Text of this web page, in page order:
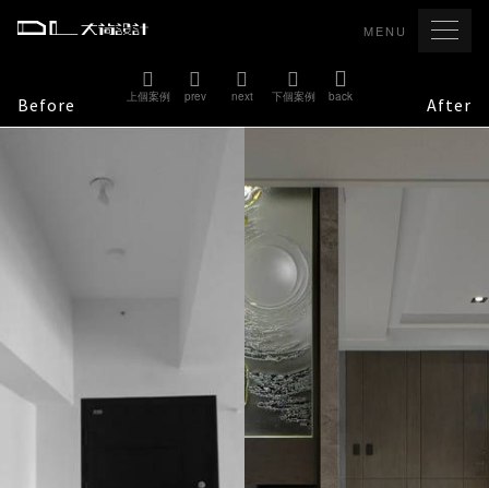
MENU
上個案例 prev next 下個案例 back
Before After